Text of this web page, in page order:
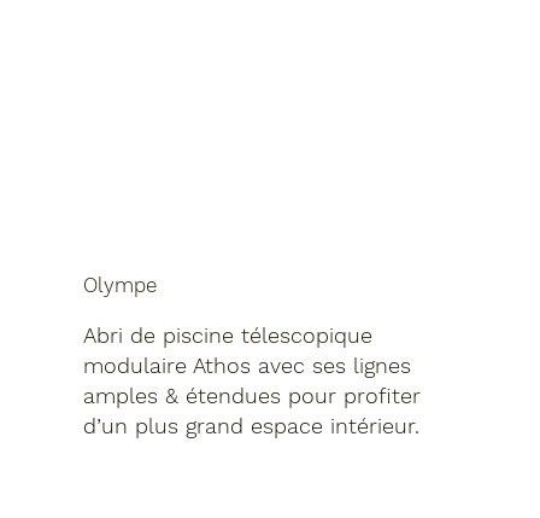
Olympe
Abri de piscine télescopique
modulaire Athos avec ses lignes
amples & étendues pour profiter
d’un plus grand espace intérieur.